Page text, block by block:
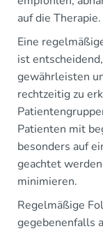
auf die Therapie.
Eine
ist
gewährleisten
rechtzeitig zu
Patienten mit
besonders auf
geachtet
minimieren.
Regelmäßige
gegebenenfalls